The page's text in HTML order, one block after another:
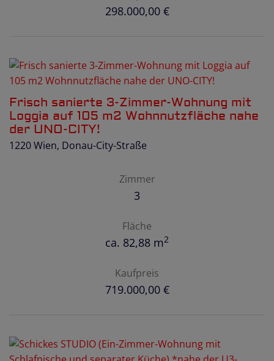
298.000,00 €
Frisch sanierte 3-Zimmer-Wohnung mit
Loggia auf 105 m2 Wohnnutzfläche nahe
der UNO-CITY!
1220 Wien, Donau-City-Straße
Zimmer
3
Fläche
ca. 82,88 m2
Kaufpreis
719.000,00 €